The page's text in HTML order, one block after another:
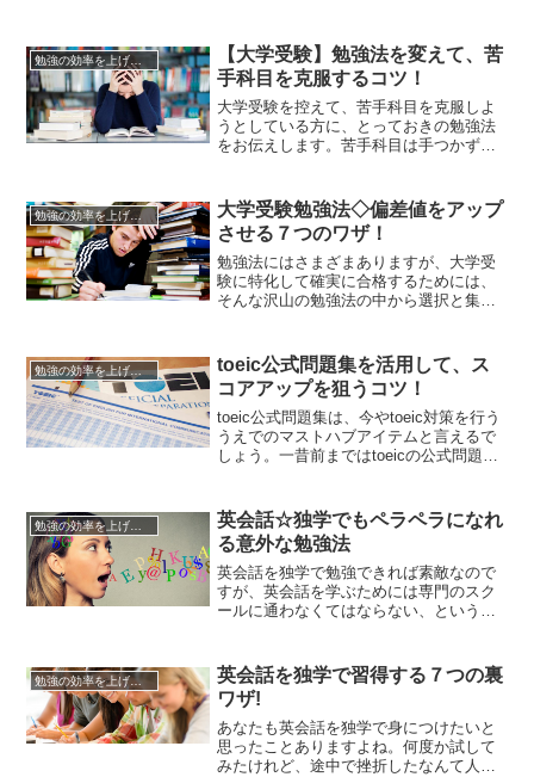
が、英語文法学習にはもう一つの方法が
あります。「基本フレーズの習得」で
す。習いたい文法や会話表現などが詰ま
ったフレーズを覚えることにより、英...
【大学受験】勉強法を変えて、苦
手科目を克服するコツ！
大学受験を控えて、苦手科目を克服しよ
うとしている方に、とっておきの勉強法
をお伝えします。苦手科目は手つかず
手分野。理数系が苦手という人もいれ
ば、英語が苦手という人もいます。しか
し苦手だからと言って目を背けてばかり
もいられませんよね。受験の日は刻一
刻...
勉強の効率を上げる方法
大学受験勉強法◇偏差値をアップ
させる７つのワザ！
勉強法にはさまざまありますが、大学受
験に特化して確実に合格するためには、
そんな沢山の勉強法の中から選択と集中
いということでは、とんだ周り道になっ
てしまう可能性があります。そこで、記
憶力や思考力を使って、効率よい勉強法
を正しい方向でできるか、というこ...
勉強の効率を上げる方法
toeic公式問題集を活用して、ス
コアアップを狙うコツ！
toeic公式問題集は、今やtoeic対策を行う
うえでのマストハブアイテムと言えるで
しょう。一昔前まではtoeicの公式問題集
め、対策の立てづらさが指摘されてきま
した。しかし今ではtoeic公式問題集とい
う力強い味方があるのです。とはいえ、
約200問...
英会話☆独学でもペラペラになれ
る意外な勉強法
英会話を独学で勉強できれば素敵なので
すが、英会話を学ぶためには専門のスク
ールに通わなくてはならない、というイ
そ英語を話せるようになる、という印象
はまだまだ強く、「英会話を独学でなん
て無理だ」、ととらえられがちです。し
かしコツさえつかめば、英会話スキ...
勉強の効率を上げる方法
英会話を独学で習得する７つの裏
ワザ!
あなたも英会話を独学で身につけたいと
思ったことありますよね。何度か試して
みたけれど、途中で挫折したなんて人も